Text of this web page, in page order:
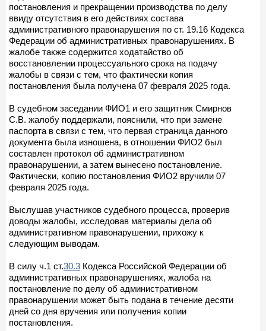
постановления и прекращении производства по делу
ввиду отсутствия в его действиях состава
административного правонарушения по ст. 19.16 Кодекса
Федерации об административных правонарушениях. В
жалобе также содержится ходатайство об
восстановлении процессуального срока на подачу
жалобы в связи с тем, что фактически копия
постановления была получена 07 февраля 2025 года.
В судебном заседании ФИО1 и его защитник Смирнов
С.В. жалобу поддержали, пояснили, что при замене
паспорта в связи с тем, что первая страница данного
документа была изношена, в отношении ФИО2 был
составлен протокол об административном
правонарушении, а затем вынесено постановление.
Фактически, копию постановления ФИО2 вручили 07
февраля 2025 года.
Выслушав участников судебного процесса, проверив
доводы жалобы, исследовав материалы дела об
административном правонарушении, прихожу к
следующим выводам.
В силу ч.1 ст.30.3 Кодекса Российской Федерации об
административных правонарушениях, жалоба на
постановление по делу об административном
правонарушении может быть подана в течение десяти
дней со дня вручения или получения копии
постановления.